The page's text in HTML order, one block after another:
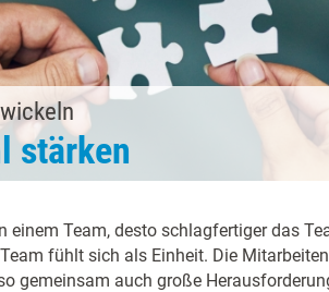
stärken
einem Team, desto schlagfertiger das
fühlt sich als Einheit. Die
gemeinsam auch große